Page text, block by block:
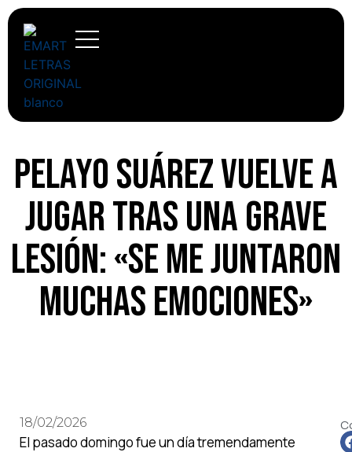
Pelayo Suárez vuelve a
jugar tras una grave
lesión: «Se me juntaron
muchas emociones»
18/02/2026
El pasado domingo fue un día tremendamente